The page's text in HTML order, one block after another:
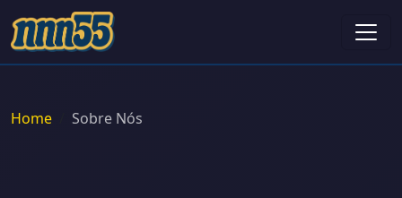
Home Sobre Nós